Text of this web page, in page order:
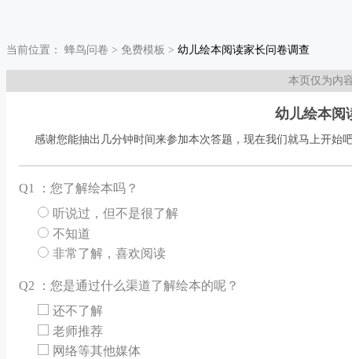
当前位置： 蜂鸟问卷 > 免费模板 > 幼儿绘本阅读家长问卷调查
本页仅为内
幼儿绘本阅
感谢您能抽出几分钟时间来参加本次答题，现在我们就马上开始
Q1 ：您了解绘本吗？
听说过，但不是很了解
不知道
非常了解，喜欢阅读
Q2 ：您是通过什么渠道了解绘本的呢？
还不了解
老师推荐
网络等其他媒体